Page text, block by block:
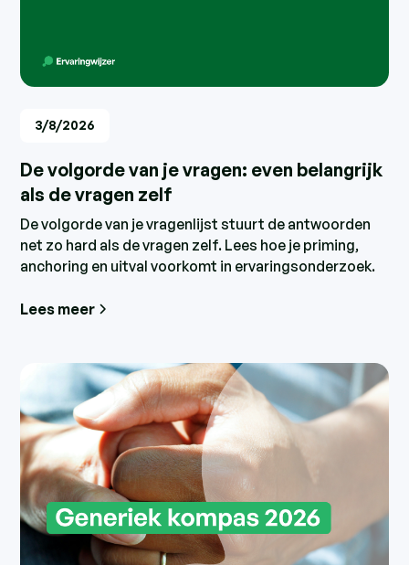
3/8/2026
De volgorde van je vragen: even belangrijk
als de vragen zelf
De volgorde van je vragenlijst stuurt de antwoorden
net zo hard als de vragen zelf. Lees hoe je priming,
anchoring en uitval voorkomt in ervaringsonderzoek.
Lees meer